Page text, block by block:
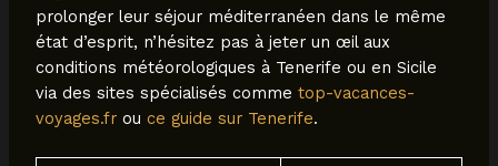
prolonger leur séjour méditerranéen dans le même
état d’esprit, n’hésitez pas à jeter un œil aux
conditions météorologiques à Tenerife ou en Sicile
via des sites spécialisés comme top-vacances-
voyages.frou ce guide sur Tenerife.